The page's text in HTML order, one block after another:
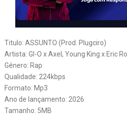
Titulo: ASSUNTO (Prod. Plugciro)
Artista: GI-O x Axel, Young King x Eric
Género: Rap
Qualidade: 224kbps
Formato: Mp3
Ano de lançamento: 2026
Tamanho: 5MB